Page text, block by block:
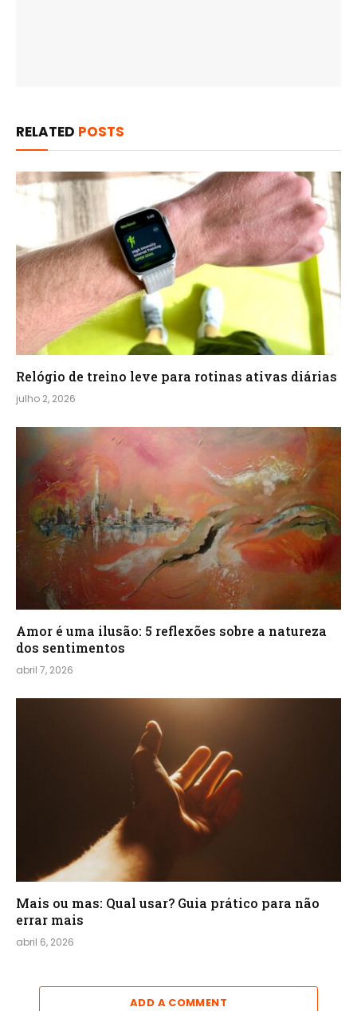
RELATED POSTS
Relógio de treino​ leve para rotinas ativas diárias
julho 2, 2026
Amor é uma ilusão: 5 reflexões sobre a natureza
dos sentimentos
abril 7, 2026
Mais ou mas: Qual usar? Guia prático para não
errar mais
abril 6, 2026
ADD A COMMENT